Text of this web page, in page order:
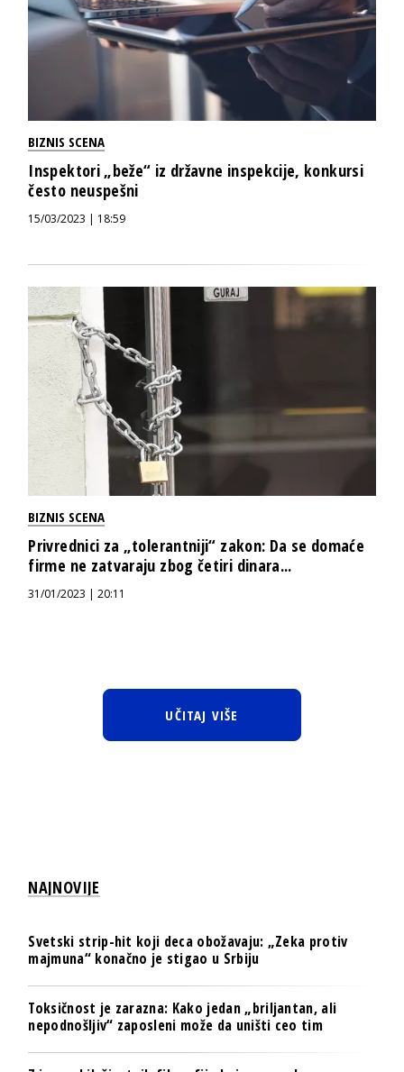
BIZNIS SCENA
Inspektori „beže“ iz državne inspekcije, konkursi
često neuspešni
15/03/2023 | 18:59
BIZNIS SCENA
Privrednici za „tolerantniji“ zakon: Da se domaće
firme ne zatvaraju zbog četiri dinara...
31/01/2023 | 20:11
UČITAJ VIŠE
NAJNOVIJE
Svetski strip-hit koji deca obožavaju: „Zeka protiv
majmuna“ konačno je stigao u Srbiju
Toksičnost je zarazna: Kako jedan „briljantan, ali
nepodnošljiv“ zaposleni može da uništi ceo tim